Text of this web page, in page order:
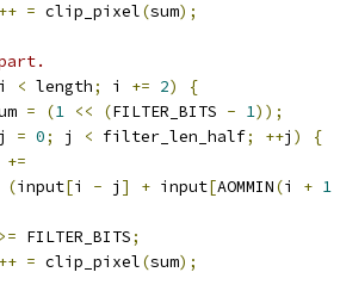
++ = clip_pixel(sum);
< length; i += 2)
{
= (1 << (FILTER_BITS - 1));
j = 0; j < filter_len_half; ++j )
{
+=
(input[i - j ] + input[AOMMIN(i + 1
FILTER_BITS;
++ = clip_pixel(sum);